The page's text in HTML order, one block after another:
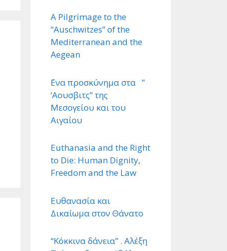
A Pilgrimage to the
“Auschwitzes” of the
Mediterranean and the
Aegean
΄Ενα προσκύνημα στα ”
‘Αουσβιτς” της
Μεσογείου και του
Αιγαίου
Euthanasia and the Right
to Die: Human Dignity,
Freedom and the Law
Ευθανασία και
Δικαίωμα στον Θάνατο
“Κόκκινα δάνεια” . Αλέξη